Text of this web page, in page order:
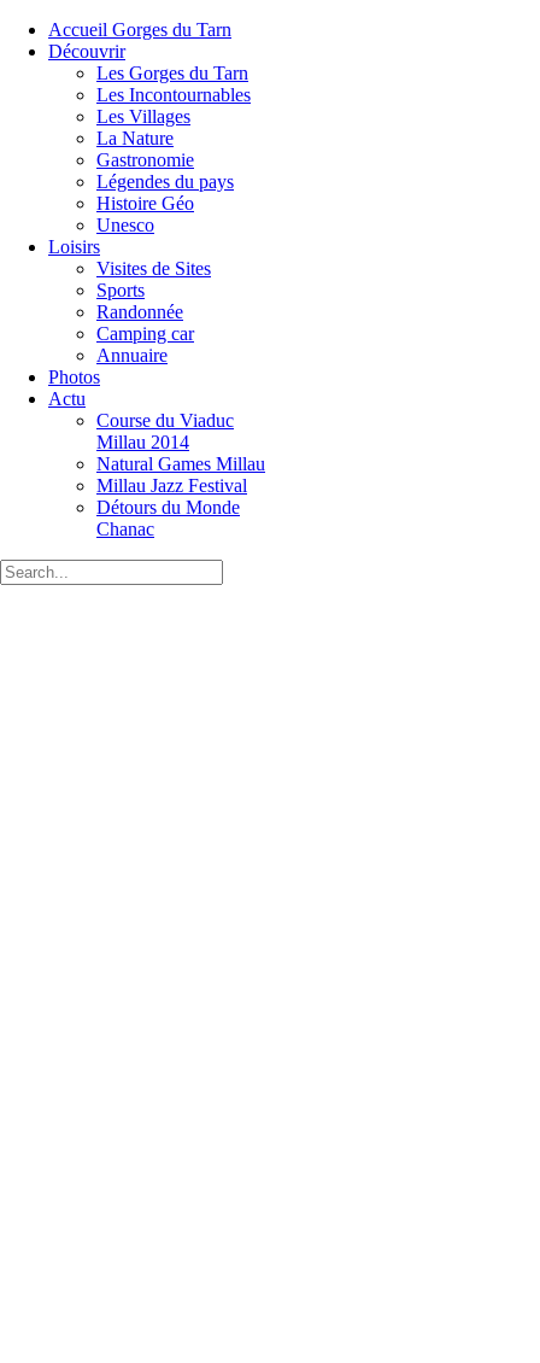
Accueil Gorges du Tarn
Découvrir
Les Gorges du Tarn
Les Incontournables
Les Villages
La Nature
Gastronomie
Légendes du pays
Histoire Géo
Unesco
Loisirs
Visites de Sites
Sports
Randonnée
Camping car
Annuaire
Photos
Actu
Course du Viaduc
Millau 2014
Natural Games Millau
Millau Jazz Festival
Détours du Monde
Chanac